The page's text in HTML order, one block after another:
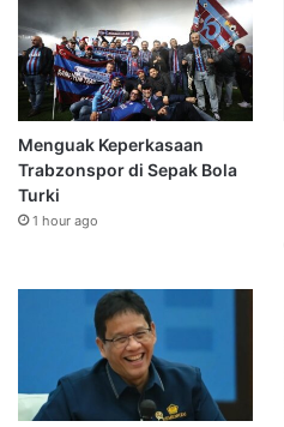
Menguak Keperkasaan
Trabzonspor di Sepak Bola
Turki
1 hour ago